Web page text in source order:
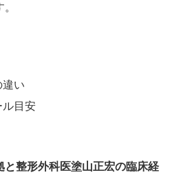
違い
ル目安
と整形外科医塗山正宏の臨床経